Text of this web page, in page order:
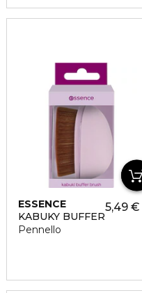
ESSENCE
KABUKY BUFFER
Pennello
5,49 €